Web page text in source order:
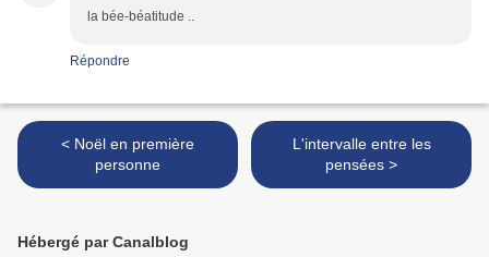
la bée-béatitude ..
Répondre
< Noël en première
personne
L'intervalle entre les
pensées >
Hébergé par Canalblog